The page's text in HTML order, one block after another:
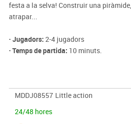
festa a la selva! Construir una
atrapar...
· Jugadors: 2-4 jugadors
· Temps de partida: 10 minuts.
MDDJ08557 Little action
24/48 hores